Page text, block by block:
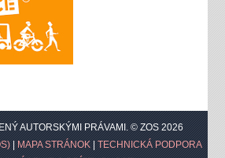
AUTORSKÝMI PRÁVAMI. © ZOS 2026
MAPA STRÁNOK
TECHNICKÁ PODPORA